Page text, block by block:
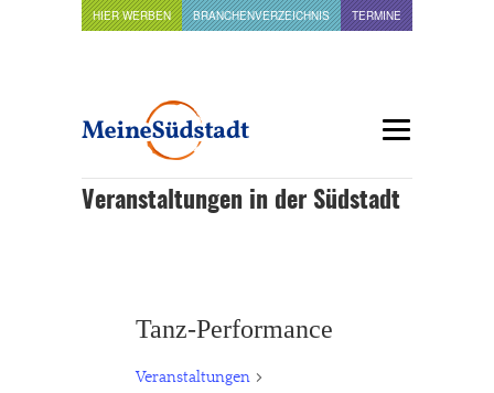
HIER WERBEN BRANCHENVERZEICHNIS TERMINE
Veranstaltungen in der Südstadt
Tanz-Performance
Veranstaltungen